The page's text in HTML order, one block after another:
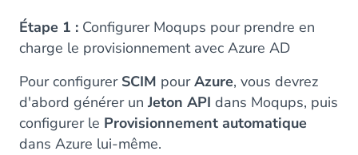
Étape 1 : Configurer Moqups pour prendre en
charge le provisionnement avec Azure AD
Pour configurer SCIM pourAzure, vous devrez
d'abord générer un Jeton API dans Moqups, puis
configurer le Provisionnement automatique
dans Azure lui-même.